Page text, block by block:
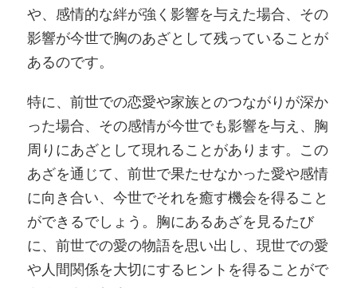
や、感情的な絆が強く影響を与えた場合、その
影響が今世で胸のあざとして残っていることが
あるのです。
特に、前世での恋愛や家族とのつながりが深か
った場合、その感情が今世でも影響を与え、胸
周りにあざとして現れることがあります。この
あざを通じて、前世で果たせなかった愛や感情
に向き合い、今世でそれを癒す機会を得ること
ができるでしょう。胸にあるあざを見るたび
に、前世での愛の物語を思い出し、現世での愛
や人間関係を大切にするヒントを得ることがで